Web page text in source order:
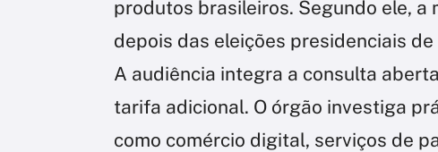
produtos brasileiros. Segundo ele,
depois das eleições presidenciais
A audiência integra a consulta
tarifa adicional. O órgão investiga
como comércio digital, serviços de